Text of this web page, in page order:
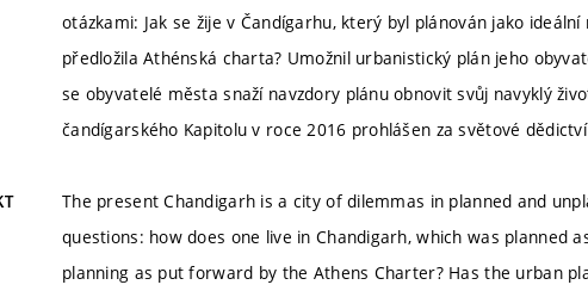
otázkami: Jak se žije v Čandígarhu, který byl plánován jako
předložila Athénská charta? Umožnil urbanistický plán jeho
se obyvatelé města snaží navzdory plánu obnovit svůj navyklý
čandígarského Kapitolu v roce 2016 prohlášen za světové dědictví
The present Chandigarh is a city of dilemmas in planned and
questions: how does one live in Chandigarh, which was planned
planning as put forward by the Athens Charter? Has the urban